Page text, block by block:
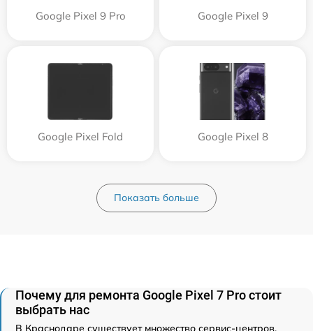
Google Pixel 9 Pro Google Pixel 9
Google Pixel Fold Google Pixel 8
Показать больше
Почему для ремонта Google Pixel 7 Pro стоит
выбрать нас
В Краснодаре существует множество сервис-центров,